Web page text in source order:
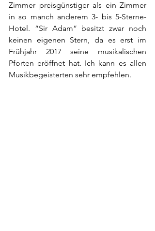
Zimmer preisgünstiger als ein Zimmer
in so manch anderem 3- bis 5-Sterne-
Hotel. “Sir Adam” besitzt zwar noch
keinen eigenen Stern, da es erst im
Frühjahr 2017 seine musikalischen
Pforten eröffnet hat. Ich kann es allen
Musikbegeisterten sehr empfehlen.